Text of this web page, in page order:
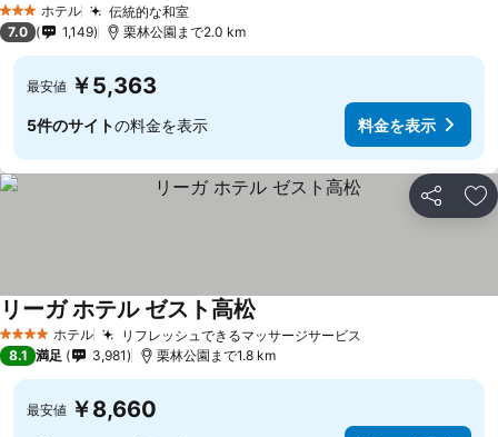
3 ホテルのランク
ホテル 伝統的な和室料金を表示
7.0 1,149 栗林公園まで2.0 km
最安値 ￥5,363
5件のサイトの料金を表示 料金を表示
シェア お
4 ホテルのランク
ホテル リフレッシュできるマッサージサービス
リーガ ホテル ゼスト高松
8.1 満足 3,981 栗林公園まで1.8 km
最安値 ￥8,660